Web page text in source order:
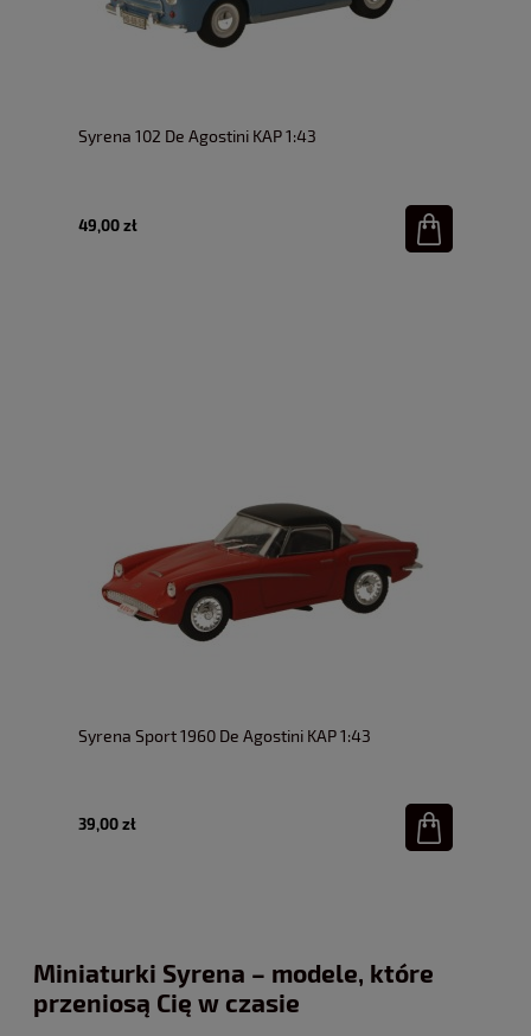
Syrena 102 De Agostini KAP 1:43
49,00 zł
Syrena Sport 1960 De Agostini KAP 1:43
39,00 zł
Miniaturki Syrena – modele, które
przeniosą Cię w czasie